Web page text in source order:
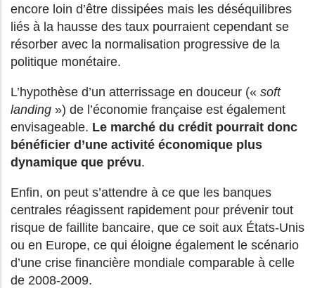
encore loin d’être dissipées mais les déséquilibres
liés à la hausse des taux pourraient cependant se
résorber avec la normalisation progressive de la
politique monétaire.
L’hypothèse d’un atterrissage en douceur (« soft
landing ») de l’économie française est également
envisageable. Le marché du crédit pourrait donc
bénéficier d’une activité économique plus
dynamique que prévu.
Enfin, on peut s’attendre à ce que les banques
centrales réagissent rapidement pour prévenir tout
risque de faillite bancaire, que ce soit aux États-Unis
ou en Europe, ce qui éloigne également le scénario
d’une crise financière mondiale comparable à celle
de 2008-2009.